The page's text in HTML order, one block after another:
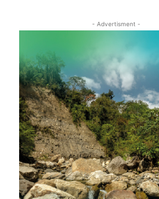
- Advertisment -